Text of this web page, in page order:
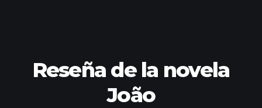
Reseña de la novela
João